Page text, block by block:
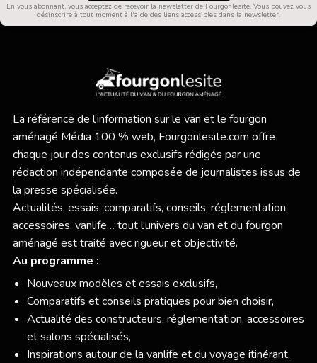
En vous abonnant, vous acceptez de recevoir la newsletter de Fourgonlesite. Vous pouvez vous
désinscrire à tout moment à l'aide des liens accessibles dans la newsletter.
La référence de l’information sur le van et le fourgon
aménagé Média 100 % web, Fourgonlesite.com offre
chaque jour des contenus exclusifs rédigés par une
rédaction indépendante composée de journalistes issus de
la presse spécialisée.
Actualités, essais, comparatifs, conseils, réglementation,
accessoires, vanlife… tout l’univers du van et du fourgon
aménagé est traité avec rigueur et objectivité.
Au programme :
Nouveaux modèles et essais exclusifs,
Comparatifs et conseils pratiques pour bien choisir,
Actualité des constructeurs, réglementation, accessoires
et salons spécialisés,
Inspirations autour de la vanlife et du voyage itinérant.